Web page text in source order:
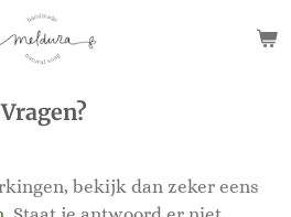
Vragen?
bekijk dan zeker eens